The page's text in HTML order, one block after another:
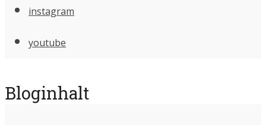
instagram
youtube
Bloginhalt